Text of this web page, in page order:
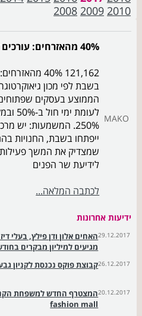
2010
2009
2008
MAKO
40% מהאזרחים: עורכים קניות בשבת
121,162 40%
בשבת לפי מכון
הממוצע בעסקים
לעומת
250%. המשמעות: יש
ייפתחו בשבת, החנויות
שמצדיק את המשך
לידיעת שר הפנים
לכתבה המלאה...
ידיעות אחרונות
29.12.2017האחים אלון ודן פילץ, בעלי
מגיעים למיליון מבקרים
26.12.2017קבוצת פוקס נכנסת לקניון
20.12.2017
fashion mall